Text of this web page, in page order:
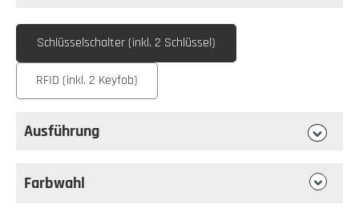
Zugangsschutzauswählen
Schlüsselschalter (inkl. 2 Schlüssel)
RFID (inkl. 2 Keyfob)
Ausführung
Farbwahl